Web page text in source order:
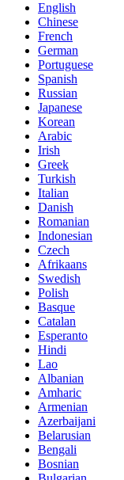
English
Chinese
French
German
Portuguese
Spanish
Russian
Japanese
Korean
Arabic
Irish
Greek
Turkish
Italian
Danish
Romanian
Indonesian
Czech
Afrikaans
Swedish
Polish
Basque
Catalan
Esperanto
Hindi
Lao
Albanian
Amharic
Armenian
Azerbaijani
Belarusian
Bengali
Bosnian